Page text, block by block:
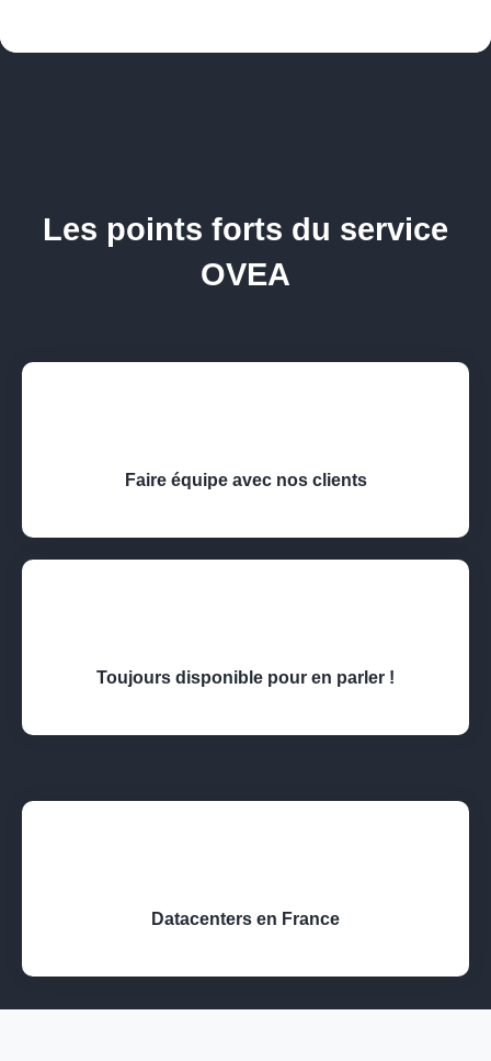
Les points forts du service
OVEA
Faire équipe avec nos clients
Toujours disponible pour en parler !
Datacenters en France